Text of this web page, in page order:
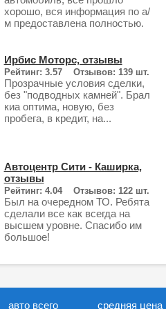
хорошо, вся информация по а/
м предоставлена полностью.
Ирбис Моторс, отзывы
Рейтинг: 3.57 Отзывов: 139 шт.
Прозрачные условия сделки,
без "подводных камней". Брал
киа оптима, новую, без
пробега, в кредит, на...
Автоцентр Сити - Каширка,
отзывы
Рейтинг: 4.04 Отзывов: 122 шт.
Был на очередном ТО. Ребята
сделали все как всегда на
высшем уровне. Спасибо им
большое!
авто всего средняя цена